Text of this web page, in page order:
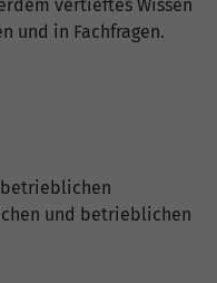
vertieftes Wissen
und in Fachfragen.
betrieblichen
und betrieblichen